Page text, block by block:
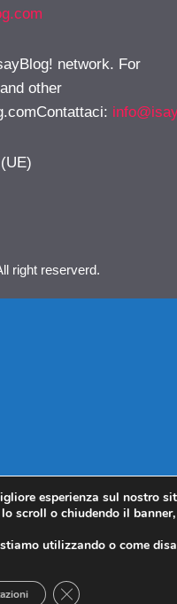
network. For
other
:
right reserverd.
esperienza sul nostro
scroll o chiudendo il
utilizzando o come
CLOSE GDPR